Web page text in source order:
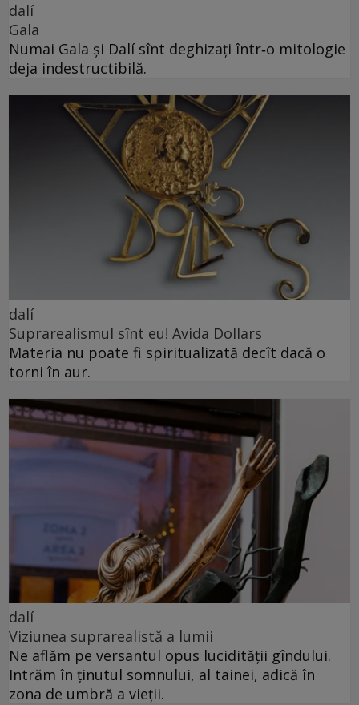
dalí
Gala
Numai Gala și Dalí sînt deghizați într‑o mitologie
deja indestructibilă.
dalí
Suprarealismul sînt eu! Avida Dollars
Materia nu poate fi spiritualizată decît dacă o
torni în aur.
dalí
Viziunea suprarealistă a lumii
Ne aflăm pe versantul opus lucidității gîndului.
Intrăm în ținutul somnului, al tainei, adică în
zona de umbră a vieții.